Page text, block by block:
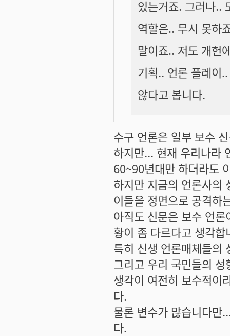
있는거죠. 그러나..
역할은.. 무시 못하
말이죠.. 저도 개헌
기획.. 언론 플레이
않다고 봅니다.
수구 언론은 일부 보수
하지만... 현재 우리나라
60~90년대만 하더라도
하지만 지금의 언론사의
이들을 정면으로 공격하
아직도 신문은 보수 언
황이 좀 다르다고 생각
특히 신생 언론매체들의
그리고 우리 국민들의
생각이 여전히 보수적이
다.
물론 변수가 많습니다만
다.